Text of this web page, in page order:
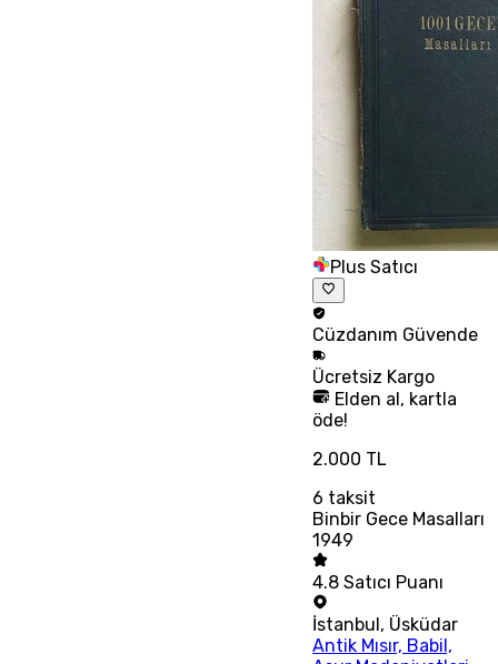
Plus Satıcı
Cüzdanım Güvende
Ücretsiz Kargo
Elden al, kartla
öde!
2.000 TL
6 taksit
Binbir Gece Masalları
1949
4.8 Satıcı Puanı
İstanbul, Üsküdar
Antik Mısır, Babil,